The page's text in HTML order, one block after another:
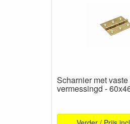
Scharnier met
vermessingd -